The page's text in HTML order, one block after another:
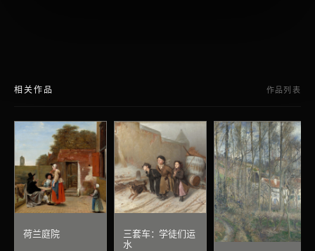
相关作品 作品列表
荷兰庭院
三套车：学徒们运
水